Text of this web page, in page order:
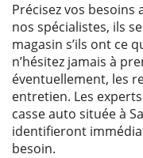
Précisez vos besoins
nos spécialistes, ils
magasin s’ils ont ce
n’hésitez jamais à
éventuellement, les
entretien. Les
casse auto située à
identifieront
besoin.